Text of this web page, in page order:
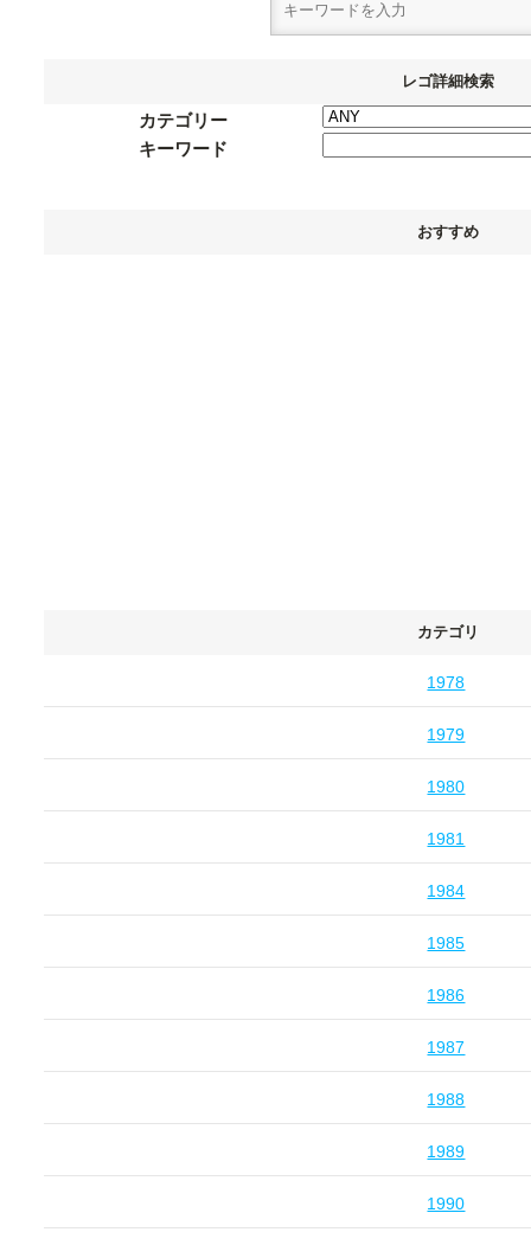
レゴ詳細検索
カテゴリー
キーワード
おすすめ
カテゴリ
1978
1979
1980
1981
1984
1985
1986
1987
1988
1989
1990